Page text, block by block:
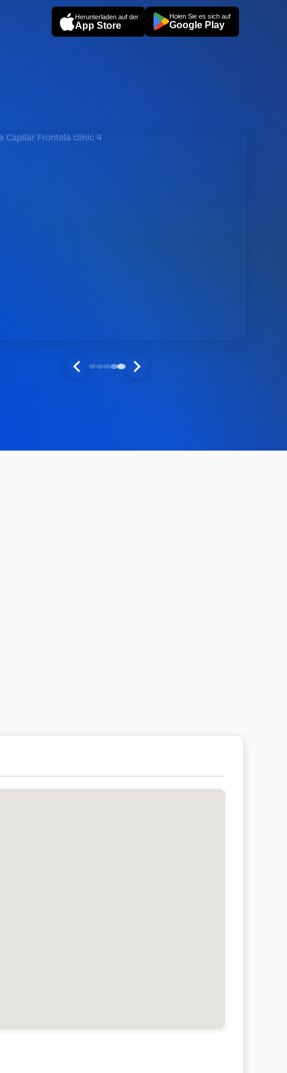
Herunterladen auf der
App Store
Holen Sie es sich auf
Google Play